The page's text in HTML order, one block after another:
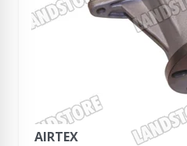
AIRTEX